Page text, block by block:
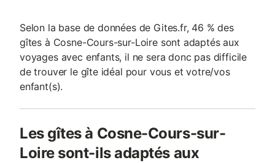
Selon la base de données de Gites.fr, 46 % des
gîtes à Cosne-Cours-sur-Loire sont adaptés aux
voyages avec enfants, il ne sera donc pas difficile
de trouver le gîte idéal pour vous et votre/vos
enfant(s).
Les gîtes à Cosne-Cours-sur-
Loire sont-ils adaptés aux